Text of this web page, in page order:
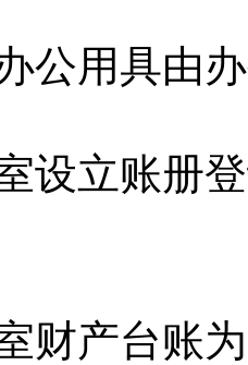
用具由办
立账册登
产台账为